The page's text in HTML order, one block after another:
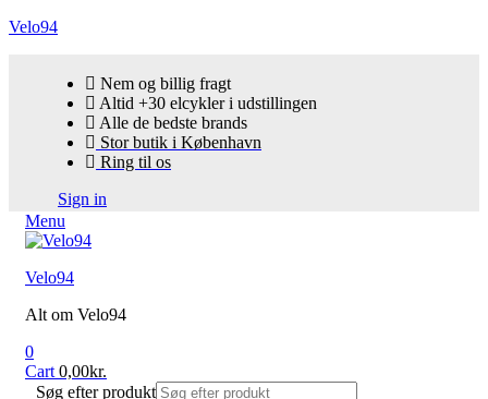
Velo94
Nem og billig fragt
Altid +30 elcykler i udstillingen
Alle de bedste brands
Stor butik i København
Ring til os
Sign in
Menu
Velo94
Alt om Velo94
0
Cart 0,00kr.
Søg efter produkt